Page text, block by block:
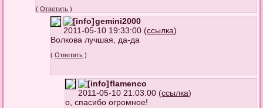
(Ответить )
gemini2000
2011-05-10 19:33:00 (ссылка)
Волкова лучшая, да-да
(Ответить )
flamenco
2011-05-10 21:03:00 (ссылка)
о, спасибо огромное!